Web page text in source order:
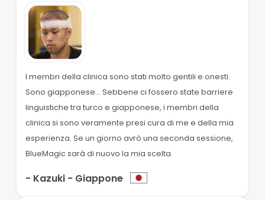
I membri della clinica sono stati molto gentili e onesti.
Sono giapponese… Sebbene ci fossero state barriere
linguistiche tra turco e giapponese, i membri della
clinica si sono veramente presi cura di me e della mia
esperienza. Se un giorno avrò una seconda sessione,
BlueMagic sarà di nuovo la mia scelta.
- Kazuki - Giappone